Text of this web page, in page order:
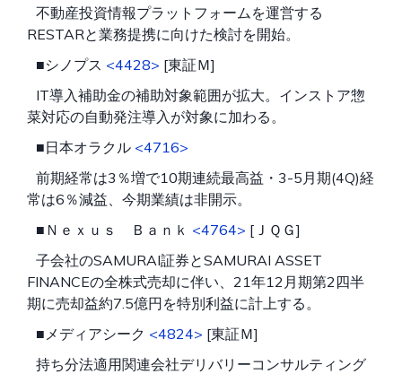
不動産投資情報プラットフォームを運営する
RESTARと業務提携に向けた検討を開始。
■シノプス <4428> [東証Ｍ]
IT導入補助金の補助対象範囲が拡大。インストア惣
菜対応の自動発注導入が対象に加わる。
■日本オラクル <4716>
前期経常は3％増で10期連続最高益・3-5月期(4Q)経
常は6％減益、今期業績は非開示。
■Ｎｅｘｕｓ Ｂａｎｋ <4764> [ＪＱＧ]
子会社のSAMURAI証券とSAMURAI ASSET
FINANCEの全株式売却に伴い、21年12月期第2四半
期に売却益約7.5億円を特別利益に計上する。
■メディアシーク <4824> [東証Ｍ]
持ち分法適用関連会社デリバリーコンサルティング